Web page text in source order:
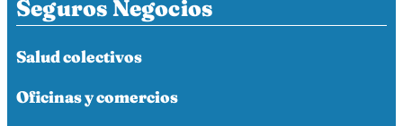
Seguros Negocios
Salud colectivos
Oficinas y comercios